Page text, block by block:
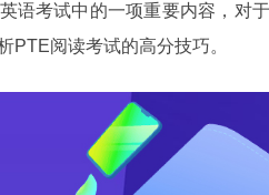
语考试中的一项重要内容，对
PTE阅读考试的高分技巧。